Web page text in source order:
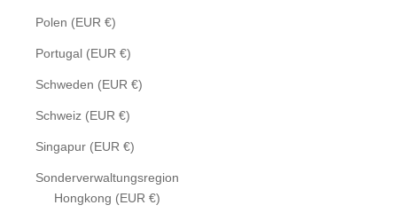
Polen (EUR €)
Portugal (EUR €)
Schweden (EUR €)
Schweiz (EUR €)
Singapur (EUR €)
Sonderverwaltungsregion
Hongkong (EUR €)